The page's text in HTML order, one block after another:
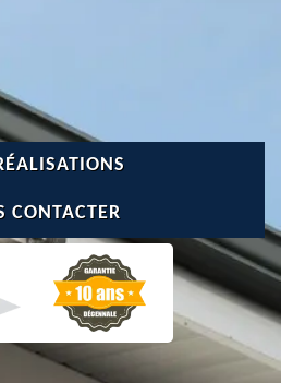
CONTACTER